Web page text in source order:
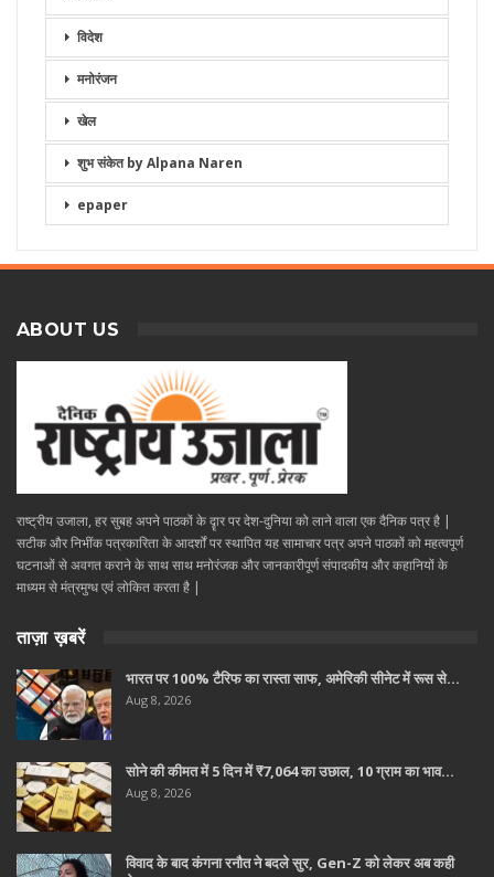
विदेश
मनोरंजन
खेल
शुभ संकेत by Alpana Naren
epaper
ABOUT US
राष्ट्रीय उजाला, हर सुबह अपने पाठकों के दॄार पर देश-दुनिया को लाने वाला एक दैनिक पत्र है |
सटीक और निभींक पत्रकारिता के आदर्शों पर स्थापित यह सामाचार पत्र अपने पाठकों को महत्वपूर्ण
घटनाओं से अवगत कराने के साथ साथ मनोरंजक और जानकारीपूर्ण संपादकीय और कहानियों के
माध्यम से मंत्रमुग्ध एवं लोकित करता है |
ताज़ा ख़बरें
भारत पर 100% टैरिफ का रास्ता साफ, अमेरिकी सीनेट में रूस से…
Aug 8, 2026
सोने की कीमत में 5 दिन में ₹7,064 का उछाल, 10 ग्राम का भाव…
Aug 8, 2026
विवाद के बाद कंगना रनौत ने बदले सुर, Gen-Z को लेकर अब कही